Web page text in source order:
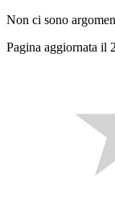
Non ci sono
Pagina aggiornata il